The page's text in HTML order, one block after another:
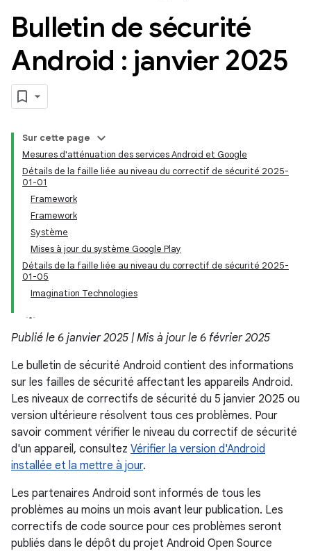
Bulletin de sécurité
Android : janvier 2025
Sur cette page
Mesures d'atténuation des services Android et Google
Détails de la faille liée au niveau du correctif de sécurité 2025-
01-01
Framework
Framework
Système
Mises à jour du système Google Play
Détails de la faille liée au niveau du correctif de sécurité 2025-
01-05
Imagination Technologies
Publié le 6 janvier 2025 | Mis à jour le 6 février 2025
Le bulletin de sécurité Android contient des informations
sur les failles de sécurité affectant les appareils Android.
Les niveaux de correctifs de sécurité du 5 janvier 2025 ou
version ultérieure résolvent tous ces problèmes. Pour
savoir comment vérifier le niveau du correctif de sécurité
d'un appareil, consultez Vérifier la version d'Android
installée et la mettre à jour.
Les partenaires Android sont informés de tous les
problèmes au moins un mois avant leur publication. Les
correctifs de code source pour ces problèmes seront
publiés dans le dépôt du projet Android Open Source